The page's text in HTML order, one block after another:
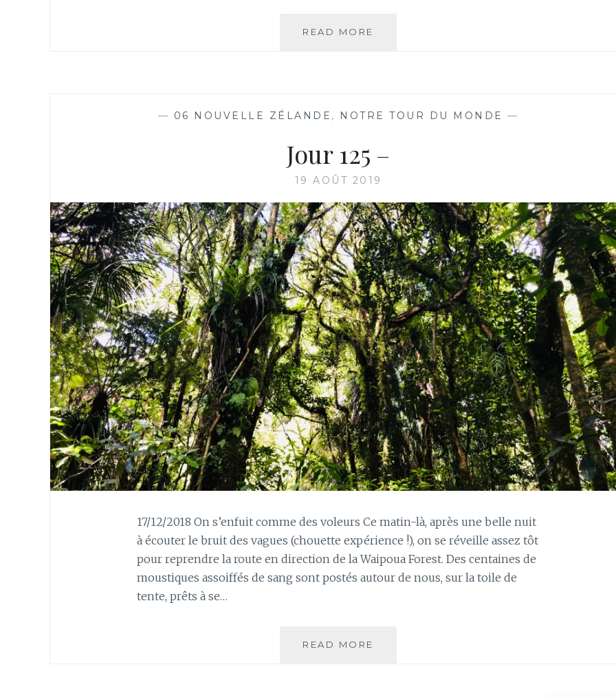
READ MORE
— 06 NOUVELLE ZÉLANDE , NOTRE TOUR DU MONDE —
Jour 125 –
19 AOÛT 2019
17/12/2018 On s’enfuit comme des voleurs Ce matin-là, après une belle nuit
à écouter le bruit des vagues (chouette expérience !), on se réveille assez tôt
pour reprendre la route en direction de la Waipoua Forest. Des centaines de
moustiques assoiffés de sang sont postés autour de nous, sur la toile de
tente, prêts à se…
READ MORE